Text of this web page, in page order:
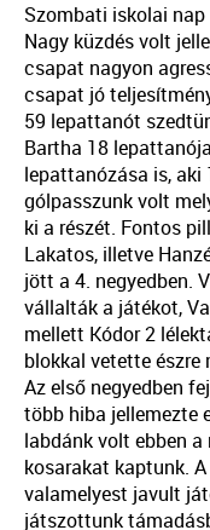
Szombati iskolai
Nagy küzdés volt
csapat nagyon
csapat jó
59 lepattanót
Bartha 18
lepattanózása is, aki
gólpasszunk volt
ki a részét. Fontos
Lakatos, illetve
jött a 4. negyedben.
vállalták a játékot,
mellett Kódor 2
blokkal vetette észre
Az első negyedben
több hiba jellemezte
labdánk volt ebben a
kosarakat kaptunk.
valamelyest javult
játszottunk